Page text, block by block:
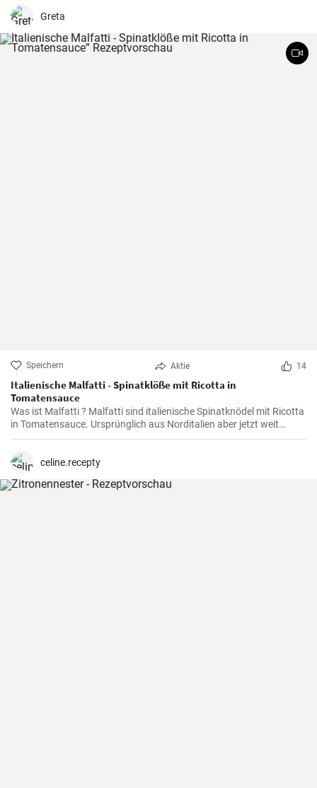
Greta
Speichern Aktie 14
Italienische Malfatti - Spinatklöße mit Ricotta in
Tomatensauce
Was ist Malfatti ? Malfatti sind italienische Spinatknödel mit Ricotta
in Tomatensauce. Ursprünglich aus Norditalien aber jetzt weit
verbreitet in ganz Italien werden die Spinat Ricotta Klöße mit
celine.recepty